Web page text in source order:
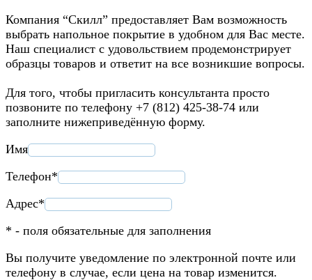
Компания “Скилл” предоставляет Вам возможность
выбрать напольное покрытие в удобном для Вас месте.
Наш специалист с удовольствием продемонстрирует
образцы товаров и ответит на все возникшие вопросы.
Для того, чтобы пригласить консультанта просто
позвоните по телефону +7 (812) 425-38-74 или
заполните нижеприведённую форму.
Имя
Телефон*
Адрес*
* - поля обязательные для заполнения
Вы получите уведомление по электронной почте или
телефону в случае, если цена на товар изменится.